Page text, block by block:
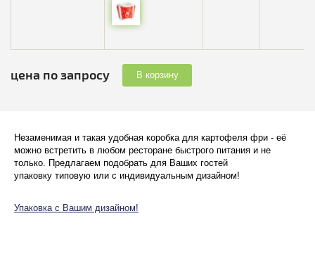
цена по запросу В корзину
Незаменимая и такая удобная коробка для картофеля фри - её
можно встретить в любом ресторане быстрого питания и не
только. Предлагаем подобрать для Ваших гостей
упаковку типовую или с индивидуальным дизайном!
Упаковка с Вашим дизайном!